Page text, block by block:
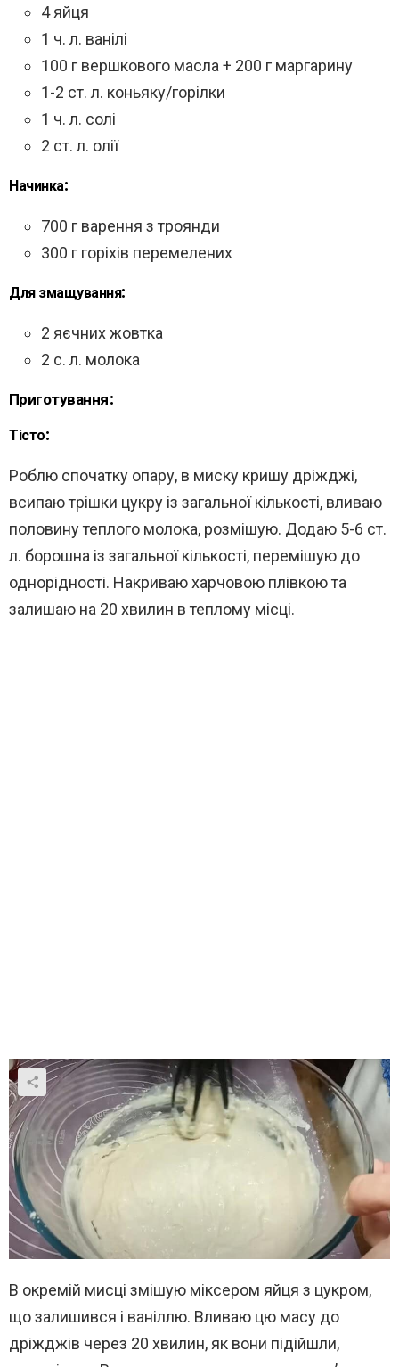
4 яйця
1 ч. л. ванілі
100 г вершкового масла + 200 г маргарину
1-2 ст. л. коньяку/горілки
1 ч. л. солі
2 ст. л. олії
Начинка:
700 г варення з троянди
300 г горіхів перемелених
Для змащування:
2 яєчних жовтка
2 с. л. молока
Приготування:
Тісто:
Роблю спочатку опару, в миску кришу дріжджі,
всипаю трішки цукру із загальної кількості, вливаю
половину теплого молока, розмішую. Додаю 5-6 ст.
л. борошна із загальної кількості, перемішую до
однорідності. Накриваю харчовою плівкою та
залишаю на 20 хвилин в теплому місці.
В окремій мисці змішую міксером яйця з цукром,
що залишився і ваніллю. Вливаю цю масу до
дріжджів через 20 хвилин, як вони підійшли,